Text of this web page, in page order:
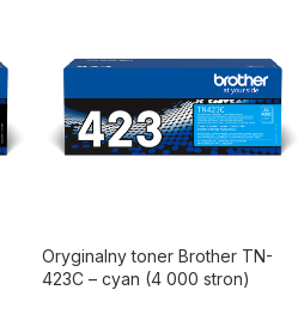
Oryginalny toner Brother TN-
423C – cyan (4 000 stron)